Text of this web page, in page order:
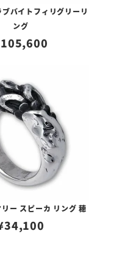
バイトフィリグリーリ
ング
105,600
ー スピーカ リング 穂
34,100